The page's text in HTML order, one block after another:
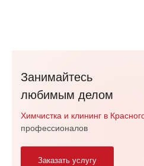
Занимайтесь
любимым делом
Химчистка и клининг в
профессионалов
Заказать услугу